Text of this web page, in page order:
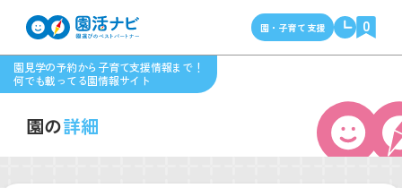
園見学の予約から子育て支援情報まで！
何でも載ってる園情報サイト
園・子育て支援 0
園の詳細